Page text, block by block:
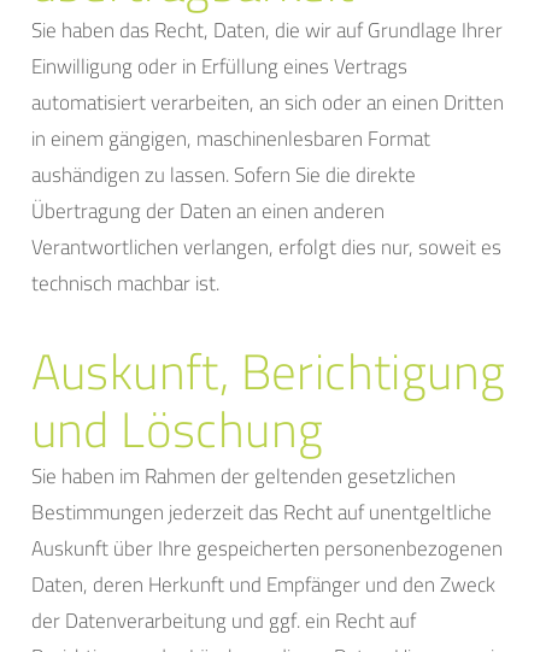
Sie haben das Recht, Daten, die wir auf Grundlage Ihrer
Einwilligung oder in Erfüllung eines Vertrags
automatisiert verarbeiten, an sich oder an einen Dritten
in einem gängigen, maschinenlesbaren Format
aushändigen zu lassen. Sofern Sie die direkte
Übertragung der Daten an einen anderen
Verantwortlichen verlangen, erfolgt dies nur, soweit es
technisch machbar ist.
Auskunft, Berichtigung
und Löschung
Sie haben im Rahmen der geltenden gesetzlichen
Bestimmungen jederzeit das Recht auf unentgeltliche
Auskunft über Ihre gespeicherten personenbezogenen
Daten, deren Herkunft und Empfänger und den Zweck
der Datenverarbeitung und ggf. ein Recht auf